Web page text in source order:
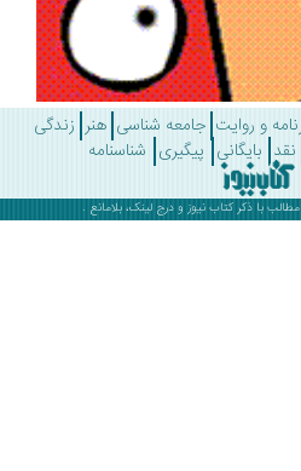
جامعه شناسی هنر زندگی
پیگیری شناسنامه
ذکرکتاب نیوز و درج لینک، بلامانع .